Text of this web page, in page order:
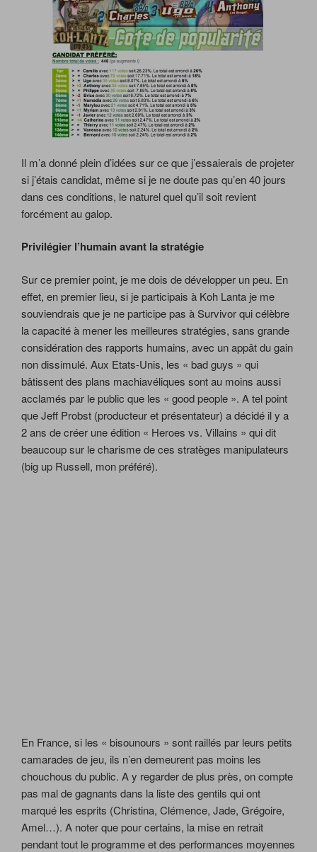
Il m’a donné plein d’idées sur ce que j’essaierais de projeter
si j’étais candidat, même si je ne doute pas qu’en 40 jours
dans ces conditions, le naturel quel qu’il soit revient
forcément au galop.
Privilégier l’humain avant la stratégie
Sur ce premier point, je me dois de développer un peu. En
effet, en premier lieu, si je participais à Koh Lanta je me
souviendrais que je ne participe pas à Survivor qui célèbre
la capacité à mener les meilleures stratégies, sans grande
considération des rapports humains, avec un appât du gain
non dissimulé. Aux Etats-Unis, les « bad guys » qui
bâtissent des plans machiavéliques sont au moins aussi
acclamés par le public que les « good people ». A tel point
que Jeff Probst (producteur et présentateur) a décidé il y a
2 ans de créer une édition « Heroes vs. Villains » qui dit
beaucoup sur le charisme de ces stratèges manipulateurs
(big up Russell, mon préféré).
En France, si les « bisounours » sont raillés par leurs petits
camarades de jeu, ils n’en demeurent pas moins les
chouchous du public. A y regarder de plus près, on compte
pas mal de gagnants dans la liste des gentils qui ont
marqué les esprits (Christina, Clémence, Jade, Grégoire,
Amel…). A noter que pour certains, la mise en retrait
pendant tout le programme et des performances moyennes